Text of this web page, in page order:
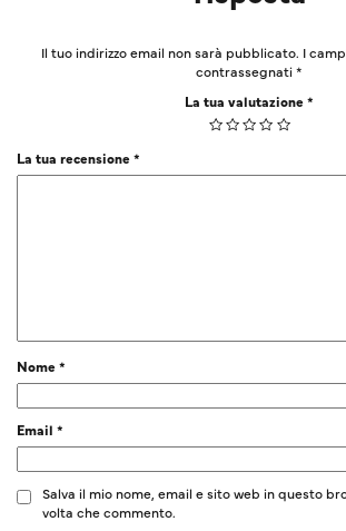
Il tuo indirizzo email non sarà pubblicato. I
contrassegnati*
La tua valutazione*
La tua recensione*
Nome*
Email *
Salva il mio nome, email e sito web in questo
volta che commento.